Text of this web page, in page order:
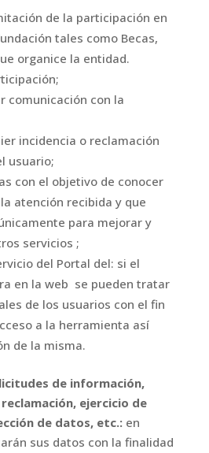
de la participación en
tales como Becas,
organice la entidad.
comunicación con la
incidencia o reclamación
usuario;
con el objetivo de conocer
atención recibida y que
para mejorar y
servicios ;
del Portal del: si el
en la web se pueden tratar
de los usuarios con el fin
a la herramienta así
de la misma.
de información,
ejercicio de
de datos, etc.:en
sus datos con la finalidad